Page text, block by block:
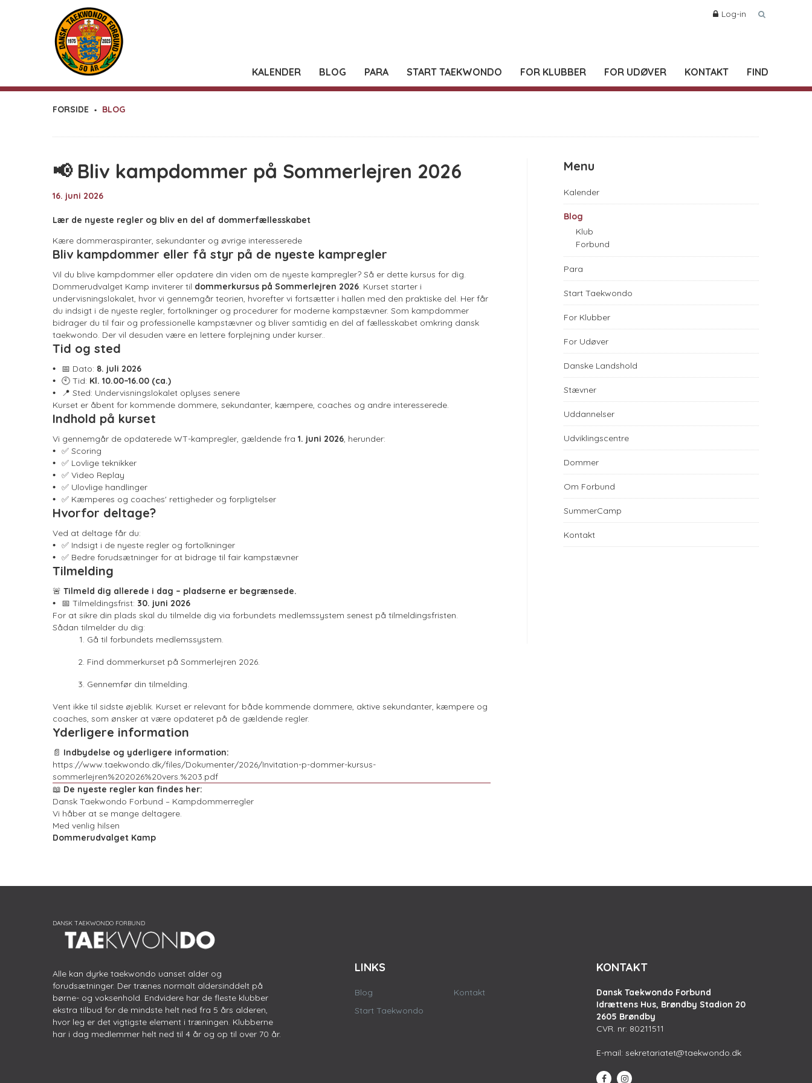
Log-in
KALENDER BLOG PARA START TAEKWONDO FOR KLUBBER FOR UDØVER KONTAKT FIND
FORSIDE BLOG
📢 Bliv kampdommer på Sommerlejren 2026
16. juni 2026
Lær de nyeste regler og bliv en del af dommerfællesskabet
Kære dommeraspiranter, sekundanter og øvrige interesserede
Bliv kampdommer eller få styr på de nyeste kampregler
Vil du blive kampdommer eller opdatere din viden om de nyeste kampregler? Så er dette kursus for dig.
Dommerudvalget Kamp inviterer til dommerkursus på Sommerlejren 2026. Kurset starter i
undervisningslokalet, hvor vi gennemgår teorien, hvorefter vi fortsætter i hallen med den praktiske del. Her får
du indsigt i de nyeste regler, fortolkninger og procedurer for moderne kampstævner. Som kampdommer
bidrager du til fair og professionelle kampstævner og bliver samtidig en del af fællesskabet omkring dansk
taekwondo. Der vil desuden være en lettere forplejning under kurser..
Tid og sted
📅 Dato: 8. juli 2026
🕙 Tid: Kl. 10.00–16.00 (ca.)
📍 Sted: Undervisningslokalet oplyses senere
Kurset er åbent for kommende dommere, sekundanter, kæmpere, coaches og andre interesserede.
Indhold på kurset
Vi gennemgår de opdaterede WT-kampregler, gældende fra 1. juni 2026, herunder:
✅ Scoring
✅ Lovlige teknikker
✅ Video Replay
✅ Ulovlige handlinger
✅ Kæmperes og coaches' rettigheder og forpligtelser
Hvorfor deltage?
Ved at deltage får du:
✅ Indsigt i de nyeste regler og fortolkninger
✅ Bedre forudsætninger for at bidrage til fair kampstævner
Tilmelding
🚨 Tilmeld dig allerede i dag – pladserne er begrænsede.
📅 Tilmeldingsfrist: 30. juni 2026
For at sikre din plads skal du tilmelde dig via forbundets medlemssystem senest på tilmeldingsfristen.
Sådan tilmelder du dig:
Gå til forbundets medlemssystem.
Find dommerkurset på Sommerlejren 2026.
Gennemfør din tilmelding.
Vent ikke til sidste øjeblik. Kurset er relevant for både kommende dommere, aktive sekundanter, kæmpere og
coaches, som ønsker at være opdateret på de gældende regler.
Yderligere information
📄 Indbydelse og yderligere information:
https://www.taekwondo.dk/files/Dokumenter/2026/Invitation-p-dommer-kursus-
sommerlejren%202026%20vers.%203.pdf
📖 De nyeste regler kan findes her:
Dansk Taekwondo Forbund – Kampdommerregler
Vi håber at se mange deltagere.
Med venlig hilsen
Dommerudvalget Kamp
Menu
Kalender
Blog
Klub
Forbund
Para
Start Taekwondo
For Klubber
For Udøver
Danske Landshold
Stævner
Uddannelser
Udviklingscentre
Dommer
Om Forbund
SummerCamp
Kontakt
Alle kan dyrke taekwondo uanset alder og
forudsætninger. Der trænes normalt aldersinddelt på
børne- og voksenhold. Endvidere har de fleste klubber
ekstra tilbud for de mindste helt ned fra 5 års alderen,
hvor leg er det vigtigste element i træningen. Klubberne
har i dag medlemmer helt ned til 4 år og op til over 70 år.
LINKS
Blog
Start Taekwondo
Kontakt
KONTAKT
Dansk Taekwondo Forbund
Idrættens Hus, Brøndby Stadion 20
2605 Brøndby
CVR. nr: 80211511
E-mail: sekretariatet@taekwondo.dk